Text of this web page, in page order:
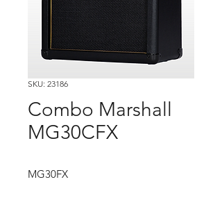
SKU: 23186
Combo Marshall
MG30CFX
MG30FX